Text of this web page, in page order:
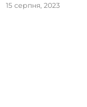
15 серпня, 2023